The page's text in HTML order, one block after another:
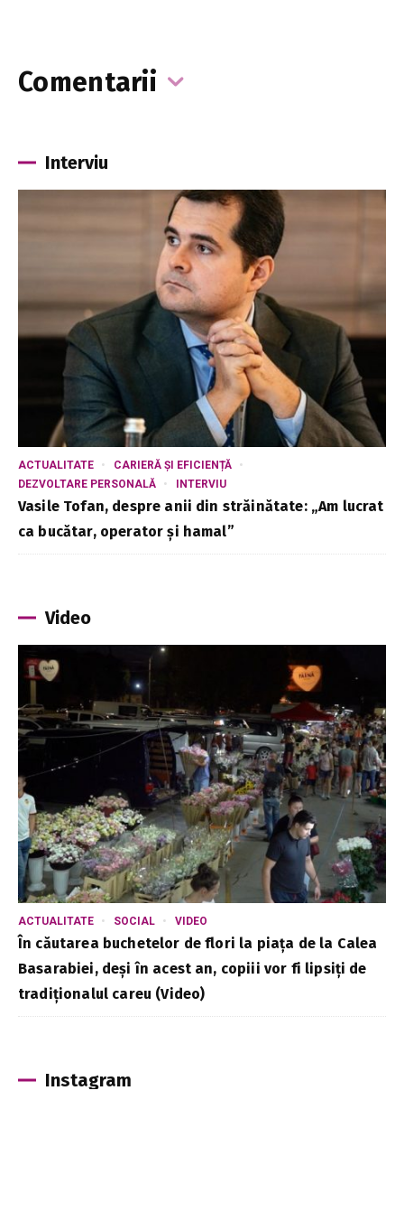
Comentarii
Interviu
ACTUALITATE
CARIERĂ ȘI EFICIENȚĂ
DEZVOLTARE PERSONALĂ
INTERVIU
Vasile Tofan, despre anii din străinătate: „Am lucrat
ca bucătar, operator și hamal”
Video
ACTUALITATE SOCIAL VIDEO
În căutarea buchetelor de flori la piața de la Calea
Basarabiei, deși în acest an, copiii vor fi lipsiți de
tradiționalul careu (Video)
Instagram